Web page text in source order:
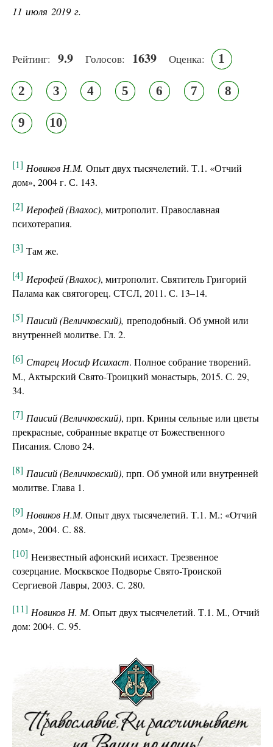
11 июля 2019 г.
Рейтинг: 9.9 Голосов: 1639 Оценка: 1
2 3 4 5 6 7 8
9 10
[1] Новиков Н.М. Опыт двух тысячелетий. Т.1. «Отчий
дом», 2004 г. С. 143.
[2] Иерофей (Влахос), митрополит. Православная
психотерапия.
[3] Там же.
[4] Иерофей (Влахос), митрополит. Святитель Григорий
Палама как святогорец. СТСЛ, 2011. С. 13–14.
[5] Паисий (Величковский), преподобный. Об умной или
внутренней молитве. Гл. 2.
[6] Старец Иосиф Исихаст. Полное собрание творений.
М., Актырский Свято-Троицкий монастырь, 2015. С. 29,
34.
[7] Паисий (Величковский), прп. Крины сельные или цветы
прекрасные, собранные вкратце от Божественного
Писания. Слово 24.
[8] Паисий (Величковский), прп. Об умной или внутренней
молитве. Глава 1.
[9] Новиков Н.М. Опыт двух тысячелетий. Т.1. М.: «Отчий
дом», 2004. С. 88.
[10] Неизвестный афонский исихаст. Трезвенное
созерцание. Москвское Подворье Свято-Троиской
Сергиевой Лавры, 2003. С. 280.
[11] Новиков Н. М. Опыт двух тысячелетий. Т.1. М., Отчий
дом: 2004. С. 95.